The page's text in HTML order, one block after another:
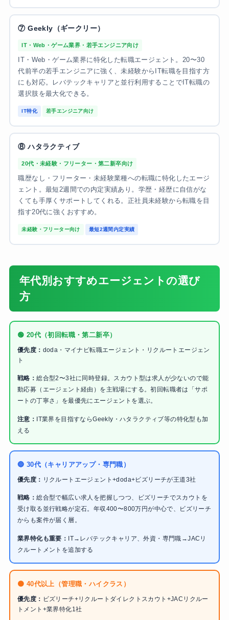
⑦ Geekly（ギークリー）
IT・Web・ゲーム業界・若手エンジニア向け
IT・Web・ゲーム業界に特化した転職エージェント。20〜30
代前半の若手エンジニアに強く、未経験からIT転職を目指す方
にも対応。レバテックキャリアと並行利用することでIT転職の
選択肢を最大化できる。
IT特化 若手エンジニア向け
⑧ ハタラクティブ
20代・未経験・フリーター・第二新卒向け
職歴なし・フリーター・未経験業種への転職に特化したエージ
ェント。最短2週間での内定実績あり。学歴・経歴に自信がな
くても手厚くサポートしてくれる。正社員未経験から転職を目
指す20代に強くおすすめ。
未経験・フリーター向け 最短2週間内定実績
年代別おすすめエージェントの選び
方
🟢 20代（初回転職・第二新卒）
優先度： doda・マイナビ転職エージェント・リクルートエージェン
ト
戦略：総合型2〜3社に同時登録。スカウト型は求人が少ないので能
動応募（エージェント経由）を主戦場にする。初回転職者は「サポ
ートの丁寧さ」を最優先にエージェントを選ぶ。
注意： IT業界を目指すならGeekly・ハタラクティブ等の特化型も加
える
🔵 30代（キャリアアップ・専門職）
優先度： リクルートエージェント+doda+ビズリーチが王道3社
戦略：総合型で幅広い求人を把握しつつ、ビズリーチでスカウトを
受け取る並行戦略が定石。年収400〜800万円が中心で、ビズリーチ
からも案件が届く層。
業界特化も重要： IT→レバテックキャリア、外資・専門職→JACリ
クルートメントを追加する
🟠 40代以上（管理職・ハイクラス）
優先度： ビズリーチ+リクルートダイレクトスカウト+JACリクルー
トメント+業界特化1社